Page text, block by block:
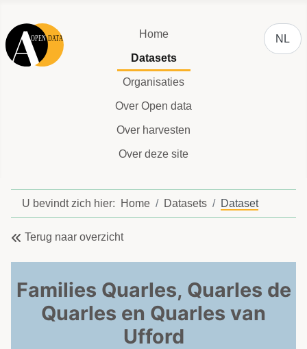
Home
Datasets
Organisaties
Over Open data
Over harvesten
Over deze site
NL
U bevindt zich hier: Home Datasets Dataset
Terug naar overzicht
Families Quarles, Quarles de
Quarles en Quarles van
Ufford